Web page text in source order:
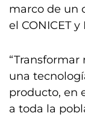
marco de un
el CONICET
una
producto, en
a toda la